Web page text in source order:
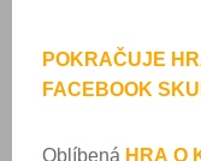
POKRAČUJE
FACEBOOK
Oblíbená HRA O